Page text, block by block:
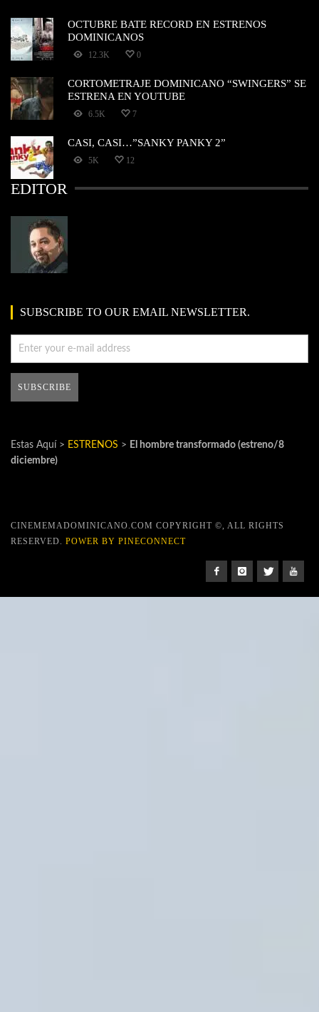
OCTUBRE BATE RECORD EN ESTRENOS
DOMINICANOS
12.3K 0
CORTOMETRAJE DOMINICANO “SWINGERS” SE
ESTRENA EN YOUTUBE
6.5K 7
CASI, CASI…”SANKY PANKY 2”
5K 12
EDITOR
SUBSCRIBE TO OUR EMAIL NEWSLETTER.
Estas Aquí > ESTRENOS > El hombre transformado (estreno/8
diciembre)
CINEMEMADOMINICANO.COM COPYRIGHT ©, ALL RIGHTS
RESERVED. POWER BY PINECONNECT